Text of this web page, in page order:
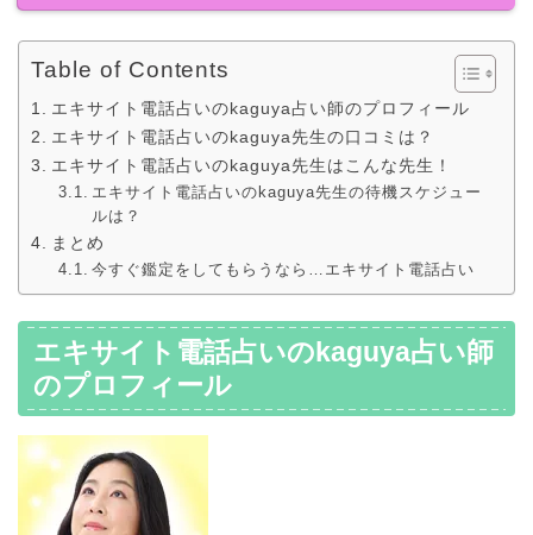
Table of Contents
エキサイト電話占いのkaguya占い師のプロフィール
エキサイト電話占いのkaguya先生の口コミは？
エキサイト電話占いのkaguya先生はこんな先生！
エキサイト電話占いのkaguya先生の待機スケジュー
ルは？
まとめ
今すぐ鑑定をしてもらうなら…エキサイト電話占い
エキサイト電話占いのkaguya占い師
のプロフィール